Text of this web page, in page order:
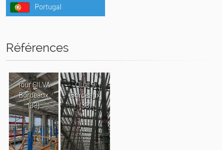
Portugal
Références
Tour SILVA
Bordeaux
(33)
Quai 9
Bordeaux
(33)